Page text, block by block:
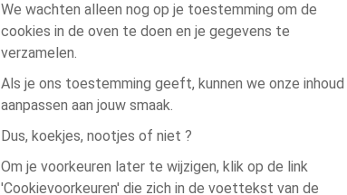
We wachten alleen nog op je toestemming om de
cookies in de oven te doen en je gegevens te
verzamelen.
Als je ons toestemming geeft, kunnen we onze inhoud
aanpassen aan jouw smaak.
Dus, koekjes, nootjes of niet ?
Om je voorkeuren later te wijzigen, klik op de link
'Cookievoorkeuren' die zich in de voettekst van de
BESCHIKBAARE
3 tot 10 dagen